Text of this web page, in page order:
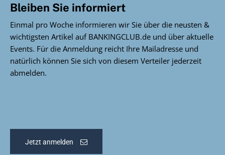
Bleiben Sie informiert
Einmal pro Woche informieren wir Sie über die neusten &
wichtigsten Artikel auf BANKINGCLUB.de und über aktuelle
Events. Für die Anmeldung reicht Ihre Mailadresse und
natürlich können Sie sich von diesem Verteiler jederzeit
abmelden.
Jetzt anmelden